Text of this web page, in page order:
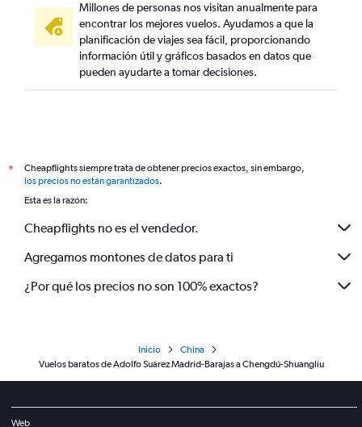
Millones de personas nos visitan anualmente para
encontrar los mejores vuelos. Ayudamos a que la
planificación de viajes sea fácil, proporcionando
información útil y gráficos basados en datos que
pueden ayudarte a tomar decisiones.
*
Cheapflights siempre trata de obtener precios exactos, sin embargo,
los precios no están garantizados.
Esta es la razón:
Cheapflights no es el vendedor.
Agregamos montones de datos para ti
¿Por qué los precios no son 100% exactos?
Inicio
China
Vuelos baratos de Adolfo Suárez Madrid-Barajas a Chengdú-Shuangliu
Web